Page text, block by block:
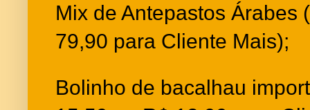
Mix de Antepastos Árabes
79,90 para Cliente Mais);
Bolinho de bacalhau